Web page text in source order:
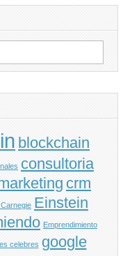
blockchain
consultoria
crm
Einstein
Emprendimiento
celebres google